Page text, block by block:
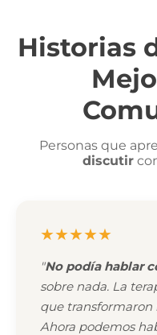
Historias
Personas que
discutir
★★★★★
"No podía hablar
sobre nada. La
que transformaron
Ahora podemos